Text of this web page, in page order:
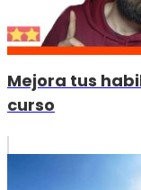
Mejora tus
curso